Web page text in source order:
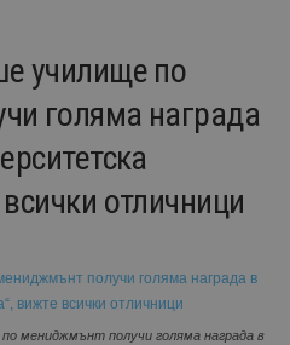
училище по
голяма награда
отличници
мениджмънт получи голяма награда в